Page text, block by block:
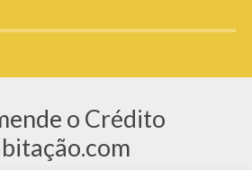
o Crédito